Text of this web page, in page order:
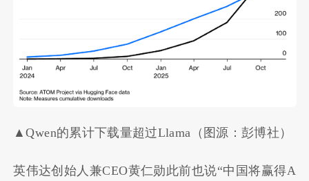
▲Qwen的累计下载量超过Llama（图源：彭博社）
英伟达创始人兼CEO黄仁勋此前也说“中国将赢得A